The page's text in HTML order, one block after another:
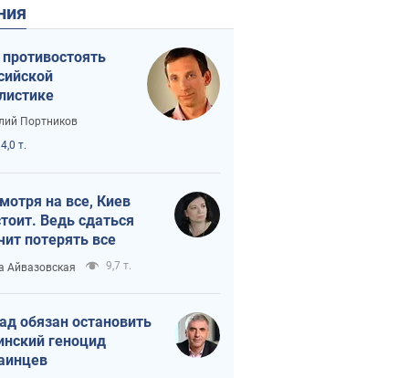
Портников
т.
на все, Киев
Ведь сдаться
потерять все
Айвазовская 9,7 т.
обязан остановить
геноцид